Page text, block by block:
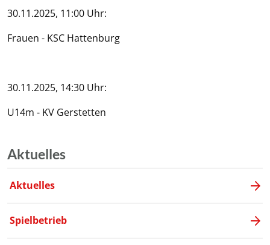
30.11.2025, 11:00 Uhr:
Frauen - KSC Hattenburg
30.11.2025, 14:30 Uhr:
U14m - KV Gerstetten
Aktuelles
Aktuelles
Spielbetrieb